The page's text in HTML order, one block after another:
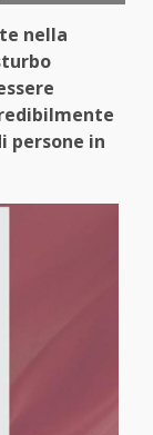
nella
persone in